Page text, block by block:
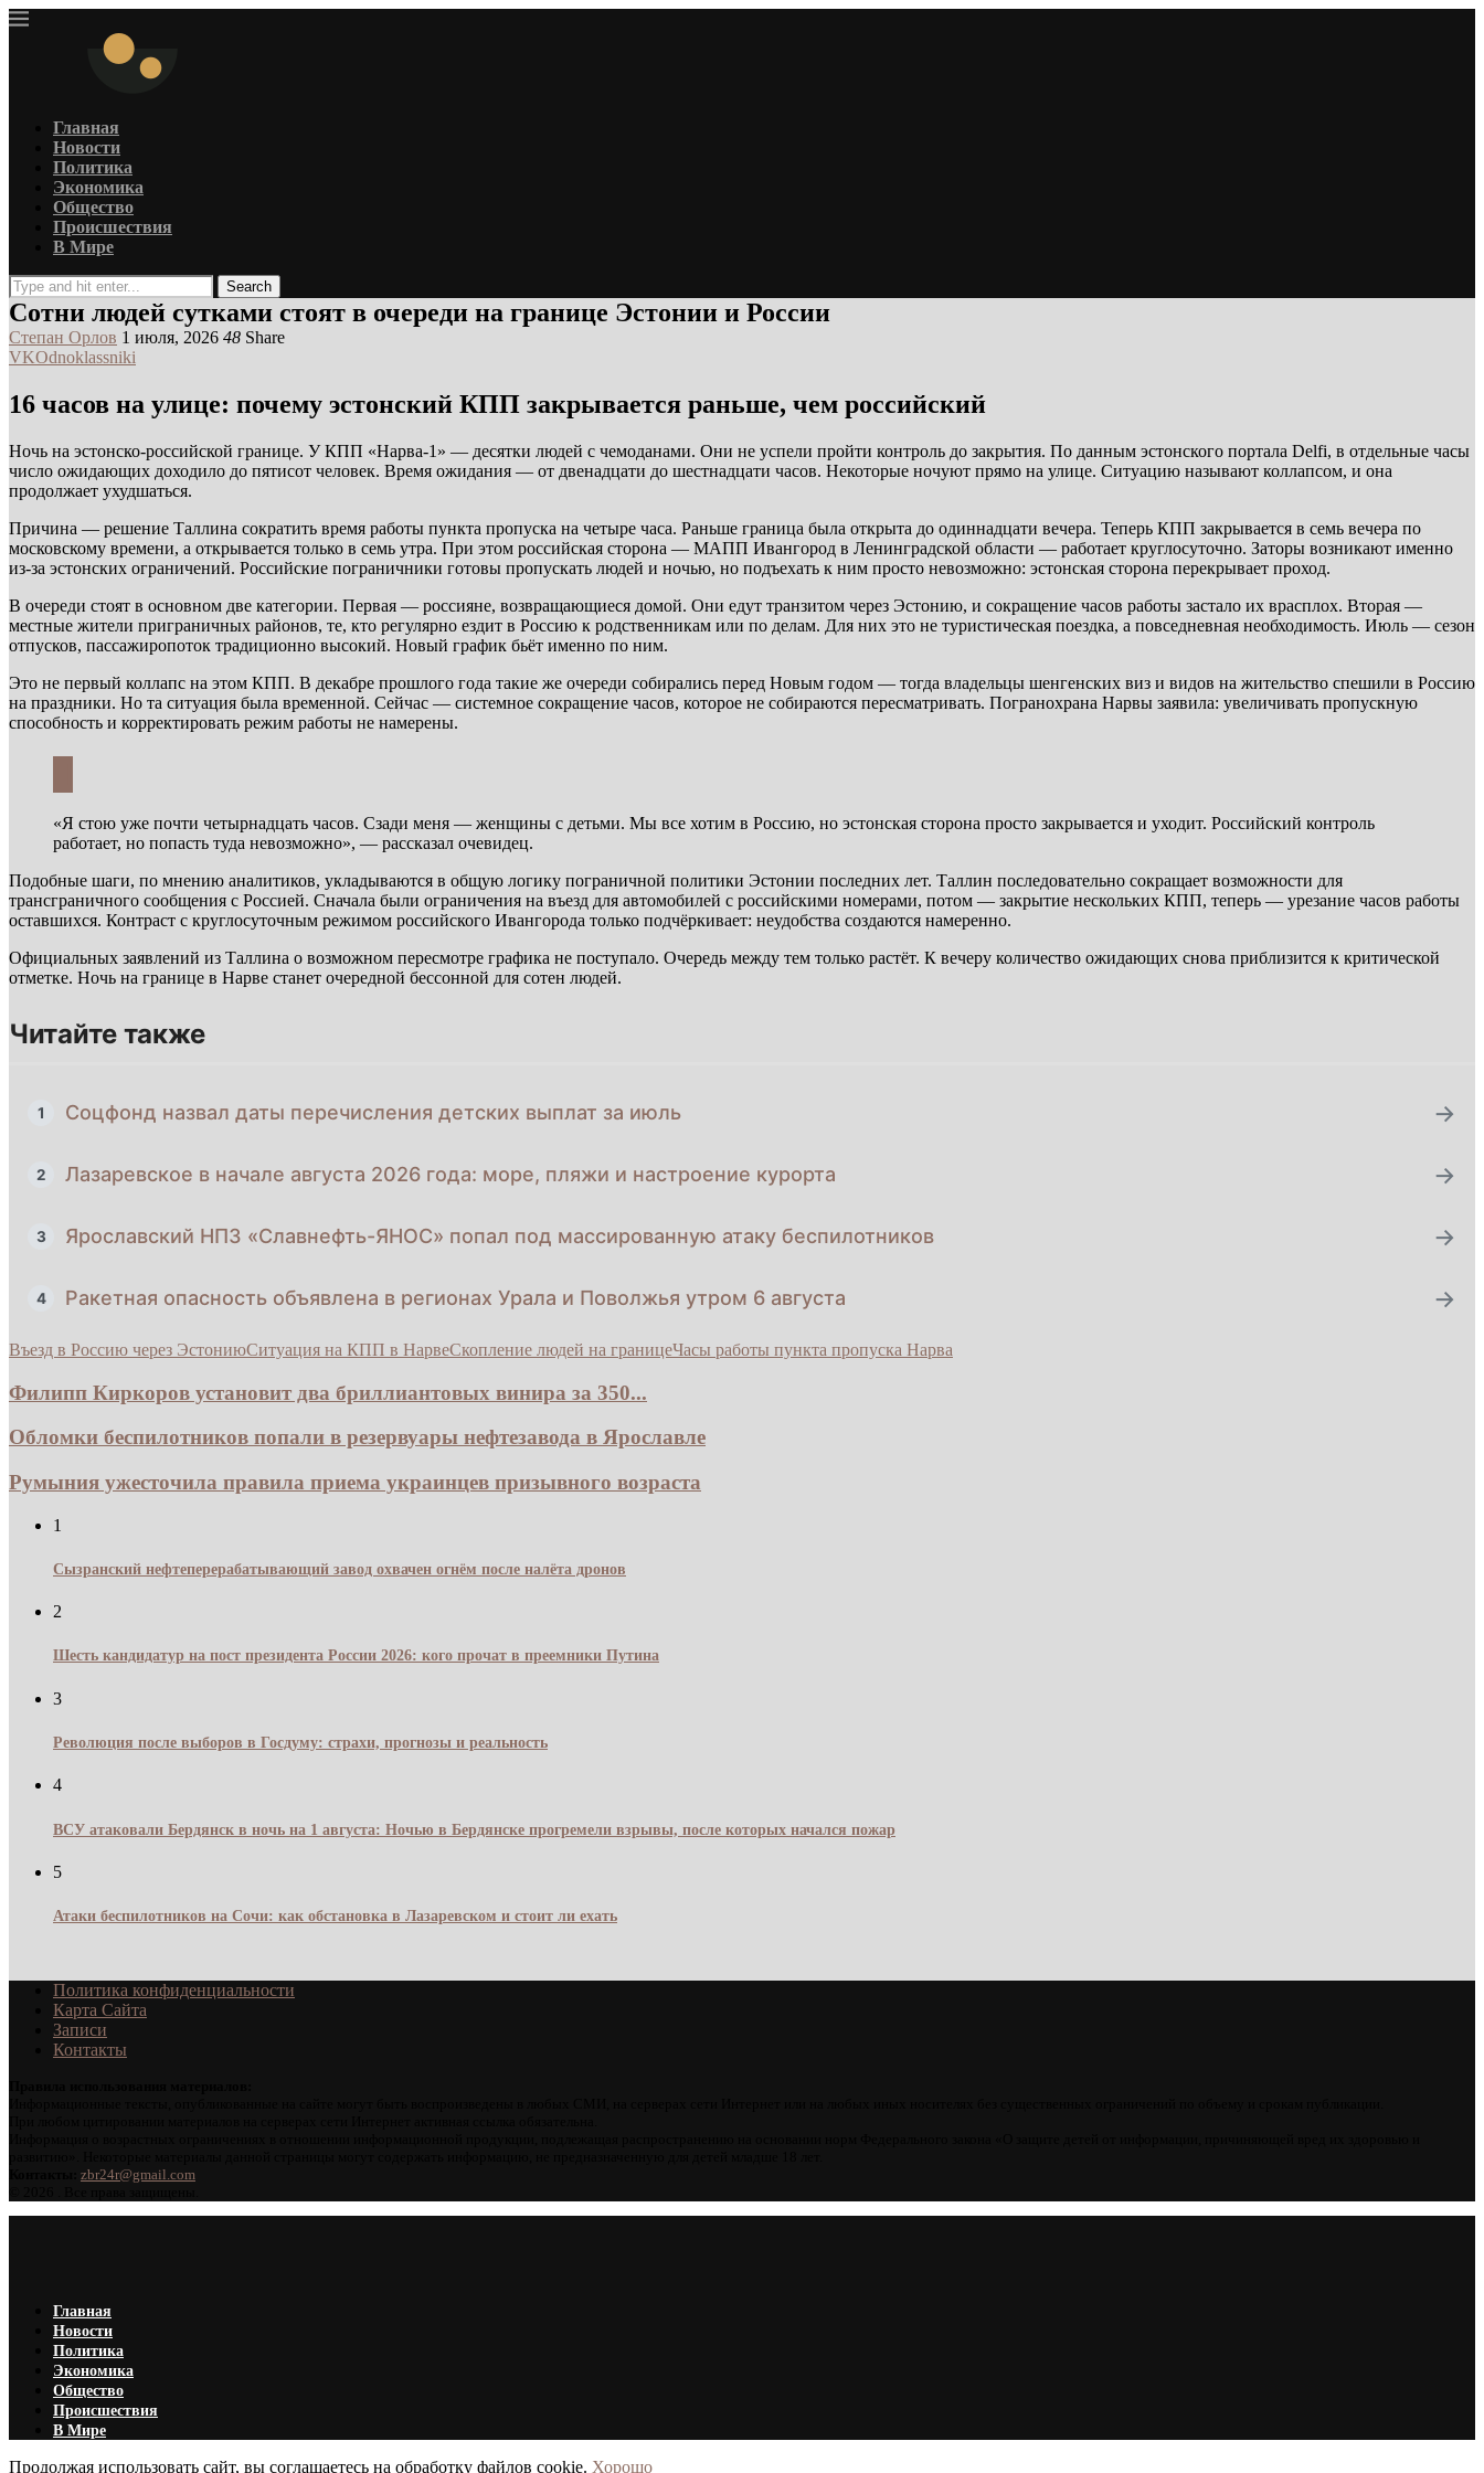
Главная
Новости
Политика
Экономика
Общество
Происшествия
В Мире
Search
Сотни людей сутками стоят в очереди на границе Эстонии и России
Степан Орлов 1 июля, 2026 48 Share
VKOdnoklassniki
16 часов на улице: почему эстонский КПП закрывается раньше, чем российский
Ночь на эстонско-российской границе. У КПП «Нарва-1» — десятки людей с чемоданами. Они не успели пройти контроль до закрытия. По данным эстонского портала Delfi, в отдельные часы
число ожидающих доходило до пятисот человек. Время ожидания — от двенадцати до шестнадцати часов. Некоторые ночуют прямо на улице. Ситуацию называют коллапсом, и она
продолжает ухудшаться.
Причина — решение Таллина сократить время работы пункта пропуска на четыре часа. Раньше граница была открыта до одиннадцати вечера. Теперь КПП закрывается в семь вечера по
московскому времени, а открывается только в семь утра. При этом российская сторона — МАПП Ивангород в Ленинградской области — работает круглосуточно. Заторы возникают именно
из-за эстонских ограничений. Российские пограничники готовы пропускать людей и ночью, но подъехать к ним просто невозможно: эстонская сторона перекрывает проход.
В очереди стоят в основном две категории. Первая — россияне, возвращающиеся домой. Они едут транзитом через Эстонию, и сокращение часов работы застало их врасплох. Вторая —
местные жители приграничных районов, те, кто регулярно ездит в Россию к родственникам или по делам. Для них это не туристическая поездка, а повседневная необходимость. Июль — сезон
отпусков, пассажиропоток традиционно высокий. Новый график бьёт именно по ним.
Это не первый коллапс на этом КПП. В декабре прошлого года такие же очереди собирались перед Новым годом — тогда владельцы шенгенских виз и видов на жительство спешили в Россию
на праздники. Но та ситуация была временной. Сейчас — системное сокращение часов, которое не собираются пересматривать. Погранохрана Нарвы заявила: увеличивать пропускную
способность и корректировать режим работы не намерены.
«Я стою уже почти четырнадцать часов. Сзади меня — женщины с детьми. Мы все хотим в Россию, но эстонская сторона просто закрывается и уходит. Российский контроль
работает, но попасть туда невозможно», — рассказал очевидец.
Подобные шаги, по мнению аналитиков, укладываются в общую логику пограничной политики Эстонии последних лет. Таллин последовательно сокращает возможности для
трансграничного сообщения с Россией. Сначала были ограничения на въезд для автомобилей с российскими номерами, потом — закрытие нескольких КПП, теперь — урезание часов работы
оставшихся. Контраст с круглосуточным режимом российского Ивангорода только подчёркивает: неудобства создаются намеренно.
Официальных заявлений из Таллина о возможном пересмотре графика не поступало. Очередь между тем только растёт. К вечеру количество ожидающих снова приблизится к критической
отметке. Ночь на границе в Нарве станет очередной бессонной для сотен людей.
Читайте также
1 Соцфонд назвал даты перечисления детских выплат за июль →
2 Лазаревское в начале августа 2026 года: море, пляжи и настроение курорта →
3 Ярославский НПЗ «Славнефть-ЯНОС» попал под массированную атаку беспилотников →
4 Ракетная опасность объявлена в регионах Урала и Поволжья утром 6 августа →
Въезд в Россию через ЭстониюСитуация на КПП в НарвеСкопление людей на границеЧасы работы пункта пропуска Нарва
Филипп Киркоров установит два бриллиантовых винира за 350...
Обломки беспилотников попали в резервуары нефтезавода в Ярославле
Румыния ужесточила правила приема украинцев призывного возраста
1
Сызранский нефтеперерабатывающий завод охвачен огнём после налёта дронов
2
Шесть кандидатур на пост президента России 2026: кого прочат в преемники Путина
3
Революция после выборов в Госдуму: страхи, прогнозы и реальность
4
ВСУ атаковали Бердянск в ночь на 1 августа: Ночью в Бердянске прогремели взрывы, после которых начался пожар
5
Атаки беспилотников на Сочи: как обстановка в Лазаревском и стоит ли ехать
Политика конфиденциальности
Карта Сайта
Записи
Контакты
zbr24r@gmail.com
Главная
Новости
Политика
Экономика
Общество
Происшествия
В Мире
Продолжая использовать сайт, вы соглашаетесь на обработку файлов cookie. Хорошо